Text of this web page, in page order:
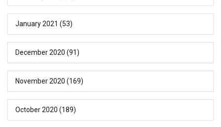
January 2021 (53)
December 2020 (91)
November 2020 (169)
October 2020 (189)